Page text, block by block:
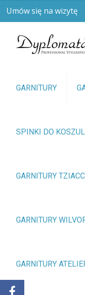
Umów się na wizytę
GARNITURY
SPINKI DO KOSZUL
GARNITURY
GARNITURY
GARNITURY